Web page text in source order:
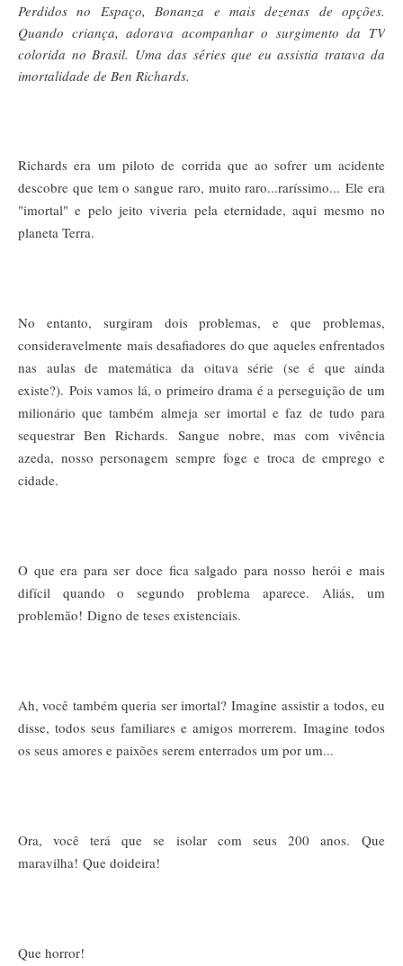
Perdidos no Espaço, Bonanza e mais dezenas de opções.
Quando criança, adorava acompanhar o surgimento da TV
colorida no Brasil. Uma das séries que eu assistia tratava da
imortalidade de Ben Richards.
Richards era um piloto de corrida que ao sofrer um acidente
descobre que tem o sangue raro, muito raro...raríssimo...Ele era
"imortal" e pelo jeito viveria pela eternidade, aqui mesmo no
planeta Terra.
No entanto, surgiram dois problemas, e que problemas,
consideravelmente mais desafiadores do que aqueles enfrentados
nas aulas de matemática da oitava série (se é que ainda
existe?). Pois vamos lá, o primeiro drama é a perseguição de um
milionário que também almeja ser imortal e faz de tudo para
sequestrar Ben Richards. Sangue nobre, mas com vivência
azeda, nosso personagem sempre foge e troca de emprego e
cidade.
O que era para ser doce fica salgado para nosso herói e mais
difícil quando o segundo problema aparece. Aliás, um
problemão! Digno de teses existenciais.
Ah, você também queria ser imortal?Imagine assistir a todos, eu
disse, todos seus familiares e amigos morrerem. Imagine todos
os seus amores e paixões serem enterrados um por um...
Ora, você terá que se isolar com seus 200 anos. Que
maravilha! Que doideira!
Que horror!